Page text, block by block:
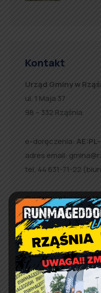
Kontakt
Urząd Gminy w
ul. 1 Maja 37
98 – 332 Rząśnia
e-doręczenia:
adres email:
tel. 44 631-71-22
Godziny otwarcia
pon.: 9:00 – 17:00
wt. – pt.: 7:30 – 15:30